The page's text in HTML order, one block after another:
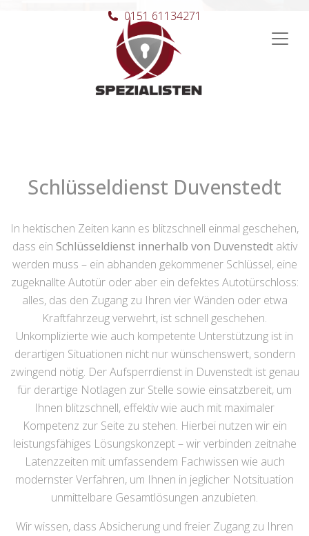
Hauptnavigation
0151 61134271
Schlüsseldienst Duvenstedt
In hektischen Zeiten kann es blitzschnell einmal geschehen,
dass ein Schlüsseldienst innerhalb von Duvenstedtaktiv
werden muss – ein abhanden gekommener Schlüssel, eine
zugeknallte Autotür oder aber ein defektes Autotürschloss:
alles, das den Zugang zu Ihren vier Wänden oder etwa
Kraftfahrzeug verwehrt, ist schnell geschehen.
Unkomplizierte wie auch kompetente Unterstützung ist in
derartigen Situationen nicht nur wünschenswert, sondern
zwingend nötig. Der Aufsperrdienst in Duvenstedt ist genau
für derartige Notlagen zur Stelle sowie einsatzbereit, um
Ihnen blitzschnell, effektiv wie auch mit maximaler
Kompetenz zur Seite zu stehen. Hierbei nutzen wir ein
leistungsfähiges Lösungskonzept – wir verbinden zeitnahe
Latenzzeiten mit umfassendem Fachwissen wie auch
modernster Verfahren, um Ihnen in jeglicher Notsituation
unmittelbare Gesamtlösungen anzubieten.
Wir wissen, dass Absicherung und freier Zugang zu Ihren